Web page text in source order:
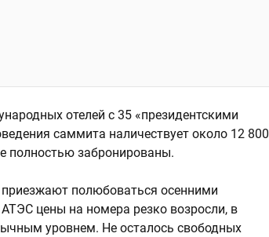
отелей с 35 «президентскими
саммита наличествует около 12 800
полностью забронированы.
полюбоваться осенними
цены на номера резко возросли, в
уровнем. Не осталось свободных